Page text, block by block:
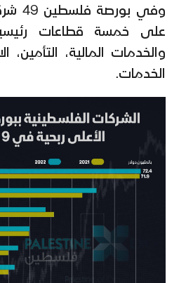
وفي
على خمسة قطاعات
والخدمات المالية، التأمين،
الخدمات.